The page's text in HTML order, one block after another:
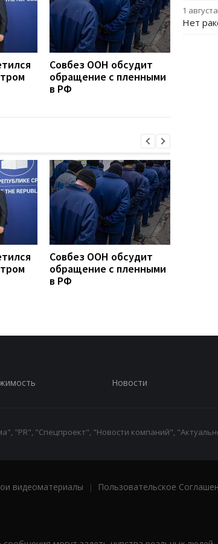
Совбез ООН обсудит
обращение с пленными
в РФ
Совбез ООН обсудит
обращение с пленными
в РФ
1
Нет
Новости
"PR", "Спецпроект", "Новости компаний",
видеоматериалы | Пользовательское